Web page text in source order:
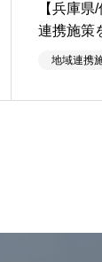
【兵庫
連携施策
地域連携